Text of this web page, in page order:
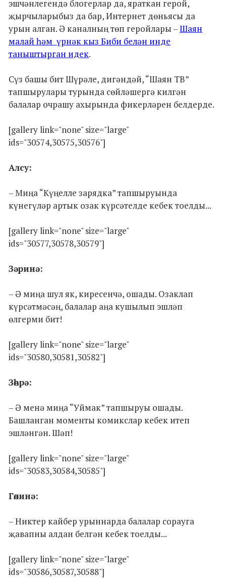
эшчәнлегендә блогерлар да, яраткан герой,
җырчыларыбыз да бар, Интернет дөньясы да
урын алган. Ә каналның төп геройлары –Шаян
малай һәм үрнәк кыз Биби белән инде
таныштырган идек.
Сүз башы бит Шүрәле, дигәндәй, “Шаян ТВ”
тапшырулары турында сөйләшергә килгән
балалар очрашу ахырында фикерләрен белдерде.
[gallery link="none" size="large"
ids="30574,30575,30576"]
Алсу:
– Миңа “Күңелле зарядка” тапшыруында
күнегүләр артык озак күрсәтелде кебек тоелды...
[gallery link="none" size="large"
ids="30577,30578,30579"]
Зәринә:
– Ә миңа шул як, киресенчә, ошады. Озаклап
күрсәтмәсәң, балалар аңа кушылып эшләп
өлгерми бит!
[gallery link="none" size="large"
ids="30580,30581,30582"]
Зөһрә:
– Ә менә миңа “Уймак” тапшыруы ошады.
Башланган моменты комикслар кебек итеп
эшләнгән. Шәп!
[gallery link="none" size="large"
ids="30583,30584,30585"]
Гөлинә:
– Никтер кайбер урыннарда балалар сорауга
җавапны алдан белгән кебек тоелды...
[gallery link="none" size="large"
ids="30586,30587,30588"]